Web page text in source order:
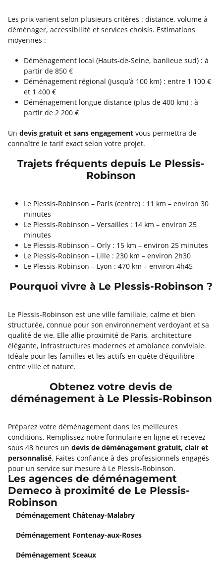
Les prix varient selon plusieurs critères : distance, volume à
déménager, accessibilité et services choisis. Estimations
moyennes :
Déménagement local (Hauts-de-Seine, banlieue sud) : à
partir de 850 €
Déménagement régional (jusqu’à 100 km) : entre 1 100 €
et 1 400 €
Déménagement longue distance (plus de 400 km) : à
partir de 2 200 €
Un devis gratuit et sans engagement vous permettra de
connaître le tarif exact selon votre projet.
Trajets fréquents depuis Le Plessis-
Robinson
Le Plessis-Robinson – Paris (centre) : 11 km – environ 30
minutes
Le Plessis-Robinson – Versailles : 14 km – environ 25
minutes
Le Plessis-Robinson – Orly : 15 km – environ 25 minutes
Le Plessis-Robinson – Lille : 230 km – environ 2h30
Le Plessis-Robinson – Lyon : 470 km – environ 4h45
Pourquoi vivre à Le Plessis-Robinson ?
Le Plessis-Robinson est une ville familiale, calme et bien
structurée, connue pour son environnement verdoyant et sa
qualité de vie. Elle allie proximité de Paris, architecture
élégante, infrastructures modernes et ambiance conviviale.
Idéale pour les familles et les actifs en quête d’équilibre
entre ville et nature.
Obtenez votre devis de
déménagement à Le Plessis-Robinson
Préparez votre déménagement dans les meilleures
conditions. Remplissez notre formulaire en ligne et recevez
sous 48 heures un devis de déménagement gratuit, clair et
personnalisé. Faites confiance à des professionnels engagés
pour un service sur mesure à Le Plessis-Robinson.
Les agences de déménagement
Demeco à proximité de Le Plessis-
Robinson
Déménagement Châtenay-Malabry
Déménagement Fontenay-aux-Roses
Déménagement Sceaux